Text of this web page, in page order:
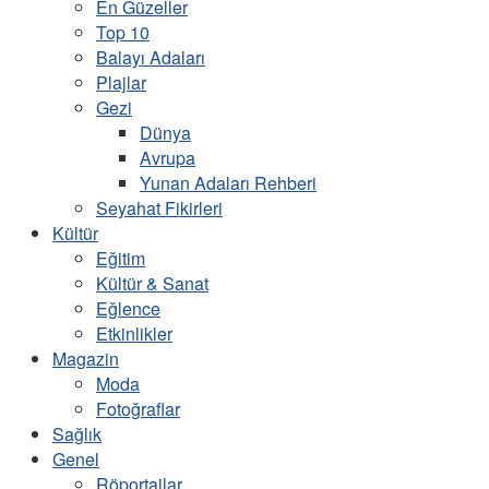
En Güzeller
Top 10
Balayı Adaları
Plajlar
Gezi
Dünya
Avrupa
Yunan Adaları Rehberi
Seyahat Fikirleri
Kültür
Eğitim
Kültür & Sanat
Eğlence
Etkinlikler
Magazin
Moda
Fotoğraflar
Sağlık
Genel